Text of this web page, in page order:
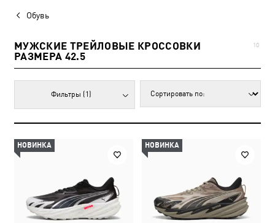
Обувь
МУЖСКИЕ ТРЕЙЛОВЫЕ КРОССОВКИ
РАЗМЕРА 42.5
10
Фильтры (1)
НОВИНКА НОВИНКА